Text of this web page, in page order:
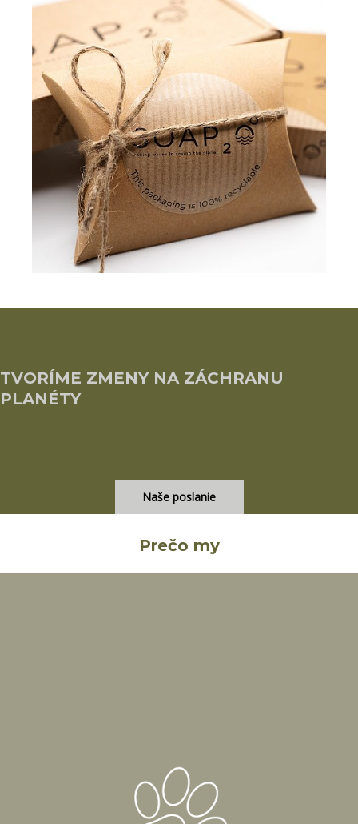
TVORÍME ZMENY NA ZÁCHRANU
PLANÉTY
Naše poslanie
Prečo my